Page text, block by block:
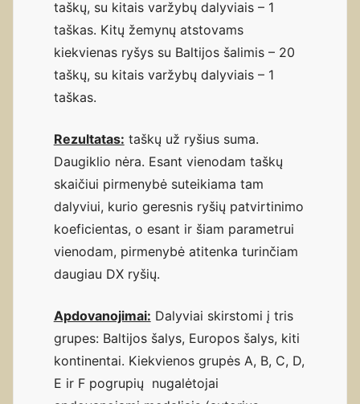
taškų, su kitais varžybų dalyviais – 1
taškas. Kitų žemynų atstovams
kiekvienas ryšys su Baltijos šalimis – 20
taškų, su kitais varžybų dalyviais – 1
taškas.
Rezultatas: taškų už ryšius suma.
Daugiklio nėra. Esant vienodam taškų
skaičiui pirmenybė suteikiama tam
dalyviui, kurio geresnis ryšių patvirtinimo
koeficientas, o esant ir šiam parametrui
vienodam, pirmenybė atitenka turinčiam
daugiau DX ryšių.
Apdovanojimai: Dalyviai skirstomi į tris
grupes: Baltijos šalys, Europos šalys, kiti
kontinentai. Kiekvienos grupės A, B, C, D,
E ir F pogrupių nugalėtojai